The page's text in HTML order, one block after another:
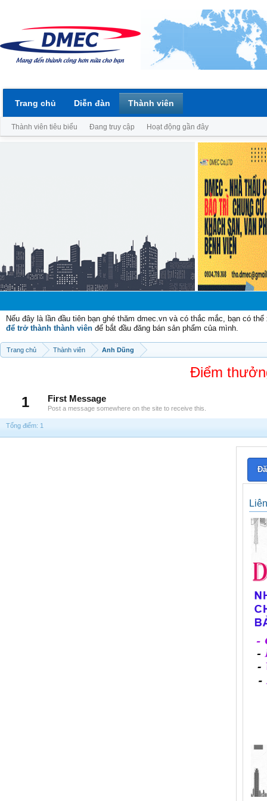
Nếu đây là lần đầu tiên bạn ghé thăm dmec.vn và có thắc mắc, bạn có
để trở thành thành viên để bắt đầu đăng bán sản phẩm của mình.
Trang chủ Thành viên Anh Dũng
Điểm
1
First Message
Post a message somewhere on the site to receive this.
Tổng điểm: 1
Trang chủ Diễn đàn Thành viên
Thành viên tiêu biểu Đang truy cập Hoạt động gần đây